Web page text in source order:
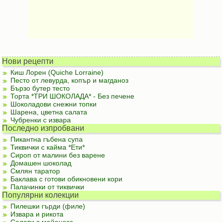
Нови рецепти
Киш Лорен (Quiche Lorraine)
Песто от левурда, копър и магданоз
Бързо бутер тесто
Торта *ТРИ ШОКОЛАДА* - Без печене
Шоколадови снежни топки
Шарена, цветна салата
Чубренки с извара
Последно изпробвани
Пикантна гъбена супа
Тиквички с кайма *Ети*
Сироп от малини без варене
Домашен шоколад
Смлян таратор
Баклава с готови обикновени кори
Палачинки от тиквички
Популярни колекции
Пилешки гърди (филе)
Извара и рикота